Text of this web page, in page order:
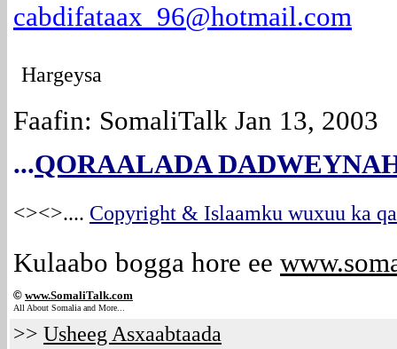
cabdifataax_96@hotmail.com
Hargeysa
Faafin: SomaliTalk Jan 13, 2003
...QORAALADA
<><>.... Copyright & Islaamku wuxuu ka
Kulaabo bogga hore ee
© www.SomaliTalk.com
All About Somalia and More...
>> Usheeg Asxaabtaada